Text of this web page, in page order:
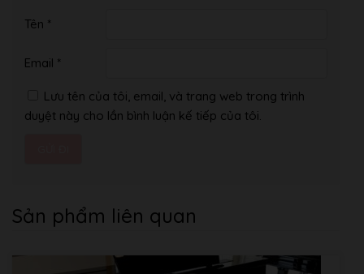
Tên *
Email *
Lưu tên của tôi, email, và trang web trong trình
duyệt này cho lần bình luận kế tiếp của tôi.
Sản phẩm liên quan